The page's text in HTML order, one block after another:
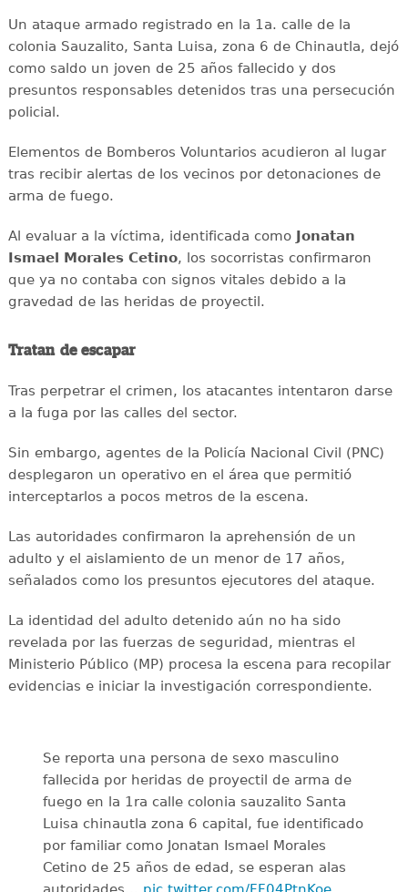
Un ataque armado registrado en la 1a. calle de la
colonia Sauzalito, Santa Luisa, zona 6 de Chinautla, dejó
como saldo un joven de 25 años fallecido y dos
presuntos responsables detenidos tras una persecución
policial.
Elementos de Bomberos Voluntarios acudieron al lugar
tras recibir alertas de los vecinos por detonaciones de
arma de fuego.
Al evaluar a la víctima, identificada como
Jonatan
Ismael Morales Cetino, los socorristas confirmaron
que ya no contaba con signos vitales debido a la
gravedad de las heridas de proyectil.
Tratan de escapar
Tras perpetrar el crimen, los atacantes intentaron darse
a la fuga por las calles del sector.
Sin embargo, agentes de la Policía Nacional Civil (PNC)
desplegaron un operativo en el área que permitió
interceptarlos a pocos metros de la escena.
Las autoridades confirmaron la aprehensión de un
adulto y el aislamiento de un menor de 17 años,
señalados como los presuntos ejecutores del ataque.
La identidad del adulto detenido aún no ha sido
revelada por las fuerzas de seguridad, mientras el
Ministerio Público (MP) procesa la escena para recopilar
evidencias e iniciar la investigación correspondiente.
Se reporta una persona de sexo masculino
fallecida por heridas de proyectil de arma de
fuego en la 1ra calle colonia sauzalito Santa
Luisa chinautla zona 6 capital, fue identificado
por familiar como Jonatan Ismael Morales
Cetino de 25 años de edad, se esperan alas